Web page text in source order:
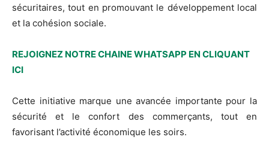
sécuritaires, tout en promouvant le développement local
et la cohésion sociale.
REJOIGNEZ NOTRE CHAINE WHATSAPP EN CLIQUANT
ICI
Cette initiative marque une avancée importante pour la
sécurité et le confort des commerçants, tout en
favorisant l’activité économique les soirs.